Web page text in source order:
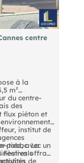
centre
à la
m²
du centre-
des
flux piéton et
institut de
tabac. La
Festivals
pied, avec un
offrant
de